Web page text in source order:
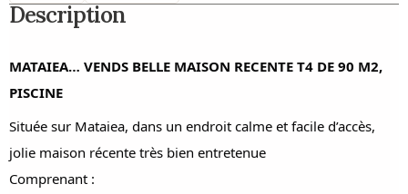
Description
MATAIEA… VENDS BELLE MAISON RECENTE T4 DE 90 M2,
PISCINE
Située sur Mataiea, dans un endroit calme et facile d’accès,
jolie maison récente très bien entretenue
Comprenant :